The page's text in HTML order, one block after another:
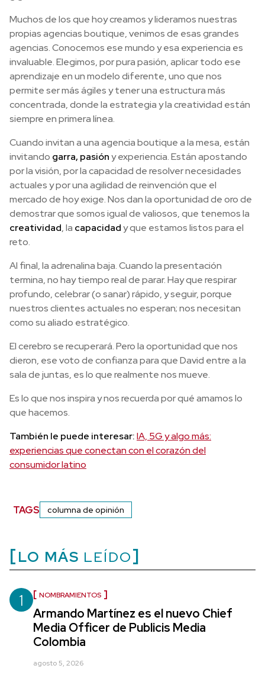
Muchos de los que hoy creamos y lideramos nuestras
propias agencias boutique, venimos de esas grandes
agencias. Conocemos ese mundo y esa experiencia es
invaluable. Elegimos, por pura pasión, aplicar todo ese
aprendizaje en un modelo diferente, uno que nos
permite ser más ágiles y tener una estructura más
concentrada, donde la estrategia y la creatividad están
siempre en primera línea.
Cuando invitan a una agencia boutique a la mesa, están
invitando garra, pasióny experiencia. Están apostando
por la visión, por la capacidad de resolver necesidades
actuales y por una agilidad de reinvención que el
mercado de hoy exige. Nos dan la oportunidad de oro de
demostrar que somos igual de valiosos, que tenemos la
creatividad, la capacidady que estamos listos para el
reto.
Al final, la adrenalina baja. Cuando la presentación
termina, no hay tiempo real de parar. Hay que respirar
profundo, celebrar (o sanar) rápido, y seguir, porque
nuestros clientes actuales no esperan; nos necesitan
como su aliado estratégico.
El cerebro se recuperará. Pero la oportunidad que nos
dieron, ese voto de confianza para que David entre a la
sala de juntas, es lo que realmente nos mueve.
Es lo que nos inspira y nos recuerda por qué amamos lo
que hacemos.
También le puede interesar:IA, 5G y algo más:
experiencias que conectan con el corazón del
consumidor latino
TAGS columna de opinión
LO MÁS LEÍDO
1 NOMBRAMIENTOS
Armando Martínez es el nuevo Chief
Media Officer de Publicis Media
Colombia
agosto 5, 2026